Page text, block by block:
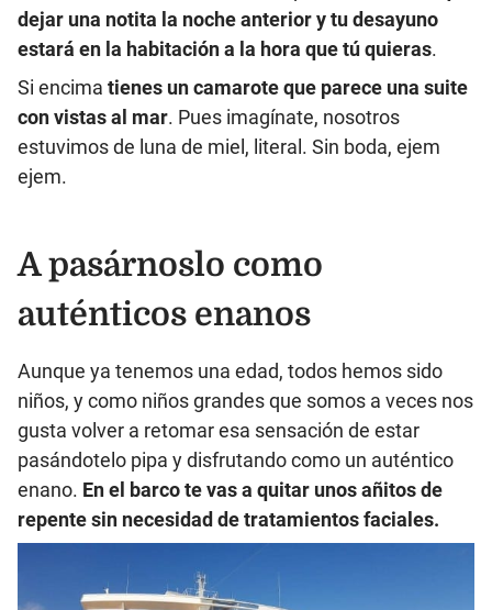
dejar una notita la noche anterior y tu desayuno
estará en la habitación a la hora que tú quieras.
Si encima tienes un camarote que parece una suite
con vistas al mar. Pues imagínate, nosotros
estuvimos de luna de miel, literal. Sin boda, ejem
ejem.
A pasárnoslo como
auténticos enanos
Aunque ya tenemos una edad, todos hemos sido
niños, y como niños grandes que somos a veces nos
gusta volver a retomar esa sensación de estar
pasándotelo pipa y disfrutando como un auténtico
enano. En el barco te vas a quitar unos añitos de
repente sin necesidad de tratamientos faciales.